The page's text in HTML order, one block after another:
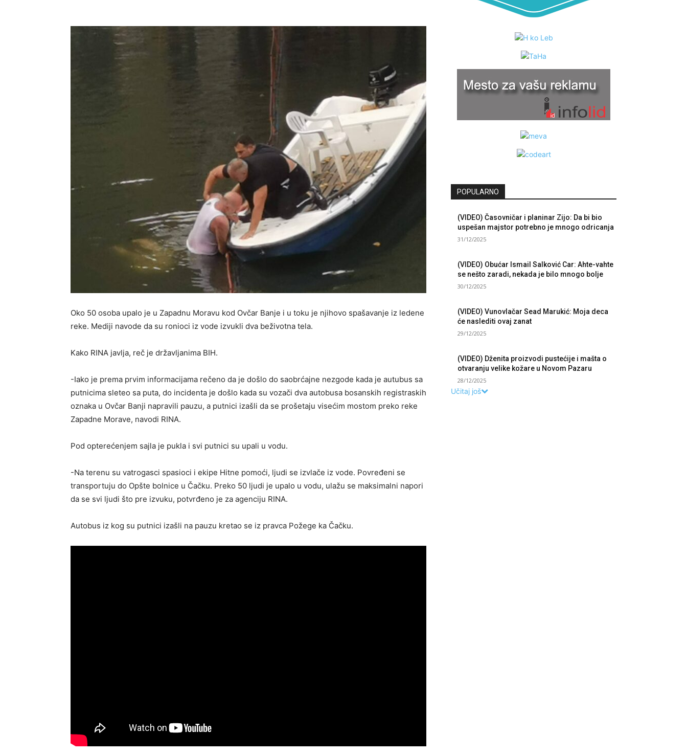
Oko 50 osoba upalo je u Zapadnu Moravu kod Ovčar Banje i u toku je njihovo spašavanje iz ledene
reke. Mediji navode da su ronioci iz vode izvukli dva beživotna tela.
Kako RINA javlja, reč je državljanima BIH.
-Iako je prema prvim informacijama rečeno da je došlo do saobrćajne nezgode kada je autubus sa
putnicima sleteo sa puta, do incidenta je došlo kada su vozači dva autobusa bosanskih registraskih
oznaka u Ovčar Banji napravili pauzu, a putnici izašli da se prošetaju visećim mostom preko reke
Zapadne Morave, navodi RINA.
Pod opterećenjem sajla je pukla i svi putnici su upali u vodu.
-Na terenu su vatrogasci spasioci i ekipe Hitne pomoći, ljudi se izvlače iz vode. Povređeni se
transportuju do Opšte bolnice u Čačku. Preko 50 ljudi je upalo u vodu, ulažu se maksimalni napori
da se svi ljudi što pre izvuku, potvrđeno je za agenciju RINA.
Autobus iz kog su putnici izašli na pauzu kretao se iz pravca Požege ka Čačku.
POPULARNO
(VIDEO) Časovničar i planinar Zijo: Da bi bio
uspešan majstor potrebno je mnogo odricanja
31/12/2025
(VIDEO) Obućar Ismail Salković Car: Ahte-vahte
se nešto zaradi, nekada je bilo mnogo bolje
30/12/2025
(VIDEO) Vunovlačar Sead Marukić: Moja deca
će naslediti ovaj zanat
29/12/2025
(VIDEO) Dženita proizvodi pustećije i mašta o
otvaranju velike kožare u Novom Pazaru
28/12/2025
Učitaj još